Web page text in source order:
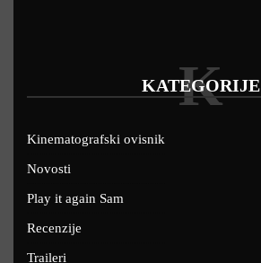
KATEGORIJE
K
Kinematografski ovisnik
Novosti
Play it again Sam
Recenzije
Traileri